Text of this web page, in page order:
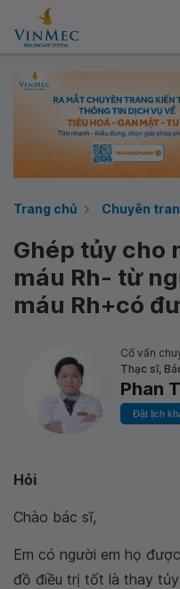
Trang chủ Chuyên
Ghép tủy cho
máu Rh- từ
máu Rh+có
Cố vấn
Thạc sĩ,
Phan
Đặt lịch
Hỏi
Chào bác sĩ,
Em có người em họ
đồ điều trị tốt là thay